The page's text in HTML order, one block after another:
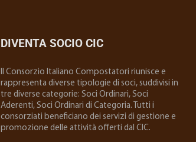
DIVENTA SOCIO CIC
ll Consorzio Italiano Compostatori riunisce e
rappresenta diverse tipologie di soci, suddivisi in
tre diverse categorie: Soci Ordinari, Soci
Aderenti, Soci Ordinari di Categoria. Tutti i
consorziati beneficiano dei servizi di gestione e
promozione delle attività offerti dal CIC.